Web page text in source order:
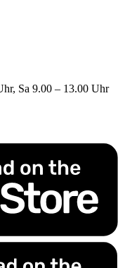
Sa 9.00 – 13.00 Uhr